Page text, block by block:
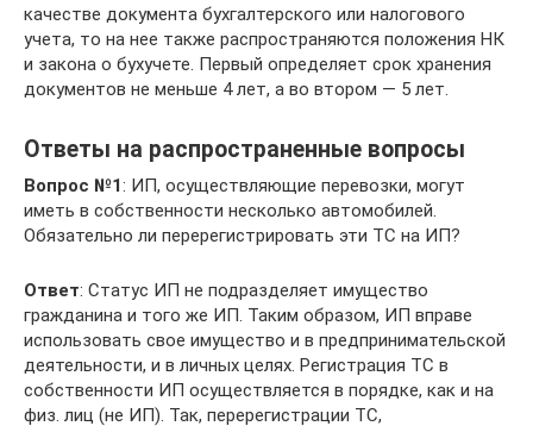
качестве документа бухгалтерского или налогового
учета, то на нее также распространяются положения НК
и закона о бухучете. Первый определяет срок хранения
документов не меньше 4 лет, а во втором — 5 лет.
Ответы на распространенные вопросы
Вопрос №1: ИП, осуществляющие перевозки, могут
иметь в собственности несколько автомобилей.
Обязательно ли перерегистрировать эти ТС на ИП?
Ответ: Статус ИП не подразделяет имущество
гражданина и того же ИП. Таким образом, ИП вправе
использовать свое имущество и в предпринимательской
деятельности, и в личных целях. Регистрация ТС в
собственности ИП осуществляется в порядке, как и на
физ. лиц (не ИП). Так, перерегистрации ТС,